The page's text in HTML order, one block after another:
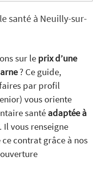
santé à Neuilly-sur-
sur le prix d’une
? Ce guide,
par profil
vous oriente
santé adaptée à
. Il vous renseigne
contrat grâce à nos